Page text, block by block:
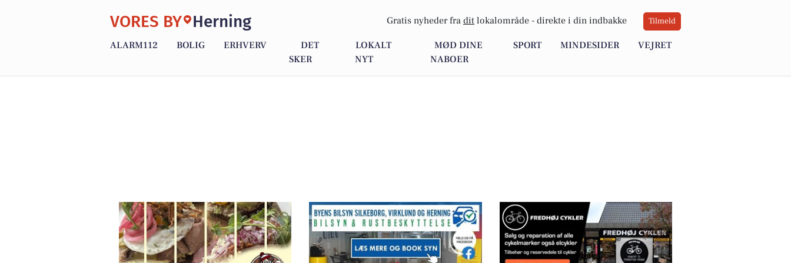
VORES BY Herning Gratis nyheder fra dit lokalområde - direkte i din indbakke Tilmeld
ALARM112 BOLIG ERHVERV
DET
SKER
LOKALT
NYT
MØD DINE
NABOER
SPORT MINDESIDER VEJRET